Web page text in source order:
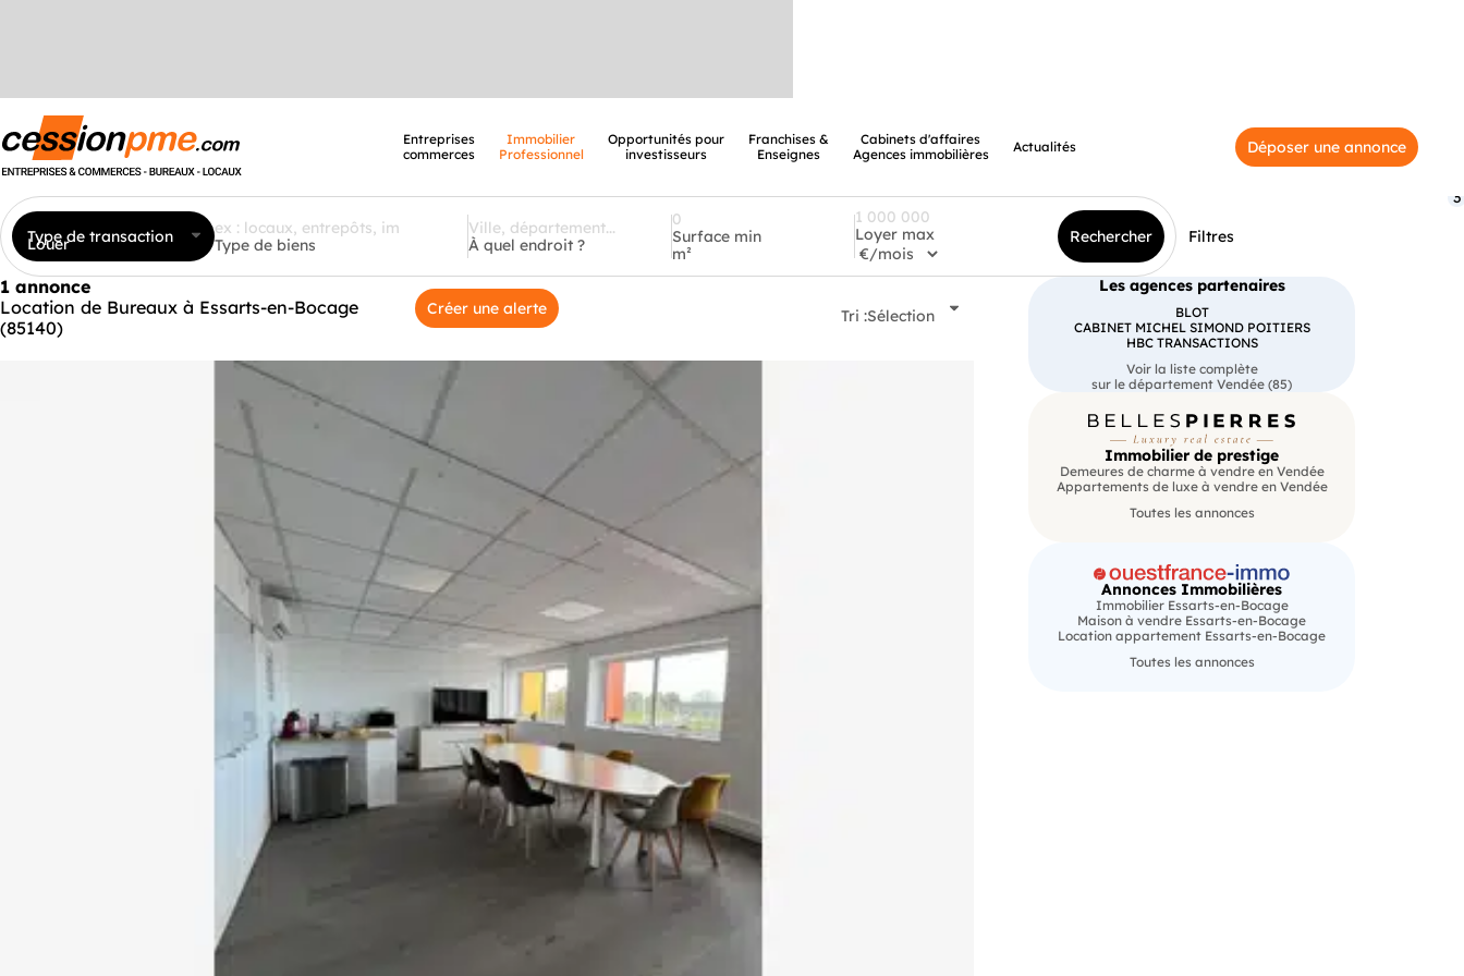
Entreprises
commerces
Immobilier
Professionnel
Opportunités pour
investisseurs
Franchises &
Enseignes
Cabinets d'affaires
Agences immobilières
Actualités Déposer une annonce
Type de transaction
Louer Type de biens À quel endroit ?
Surface min
m²
Loyer max Rechercher Filtres
3
1 annonce
Location de Bureaux à Essarts-en-Bocage
(85140)
Créer une alerte Tri :Sélection
Les agences partenaires
BLOT
CABINET MICHEL SIMOND POITIERS
HBC TRANSACTIONS
Voir la liste complète
sur le département Vendée (85)
Immobilier de prestige
Demeures de charme à vendre en Vendée
Appartements de luxe à vendre en Vendée
Toutes les annonces
Annonces Immobilières
Immobilier Essarts-en-Bocage
Maison à vendre Essarts-en-Bocage
Location appartement Essarts-en-Bocage
Toutes les annonces